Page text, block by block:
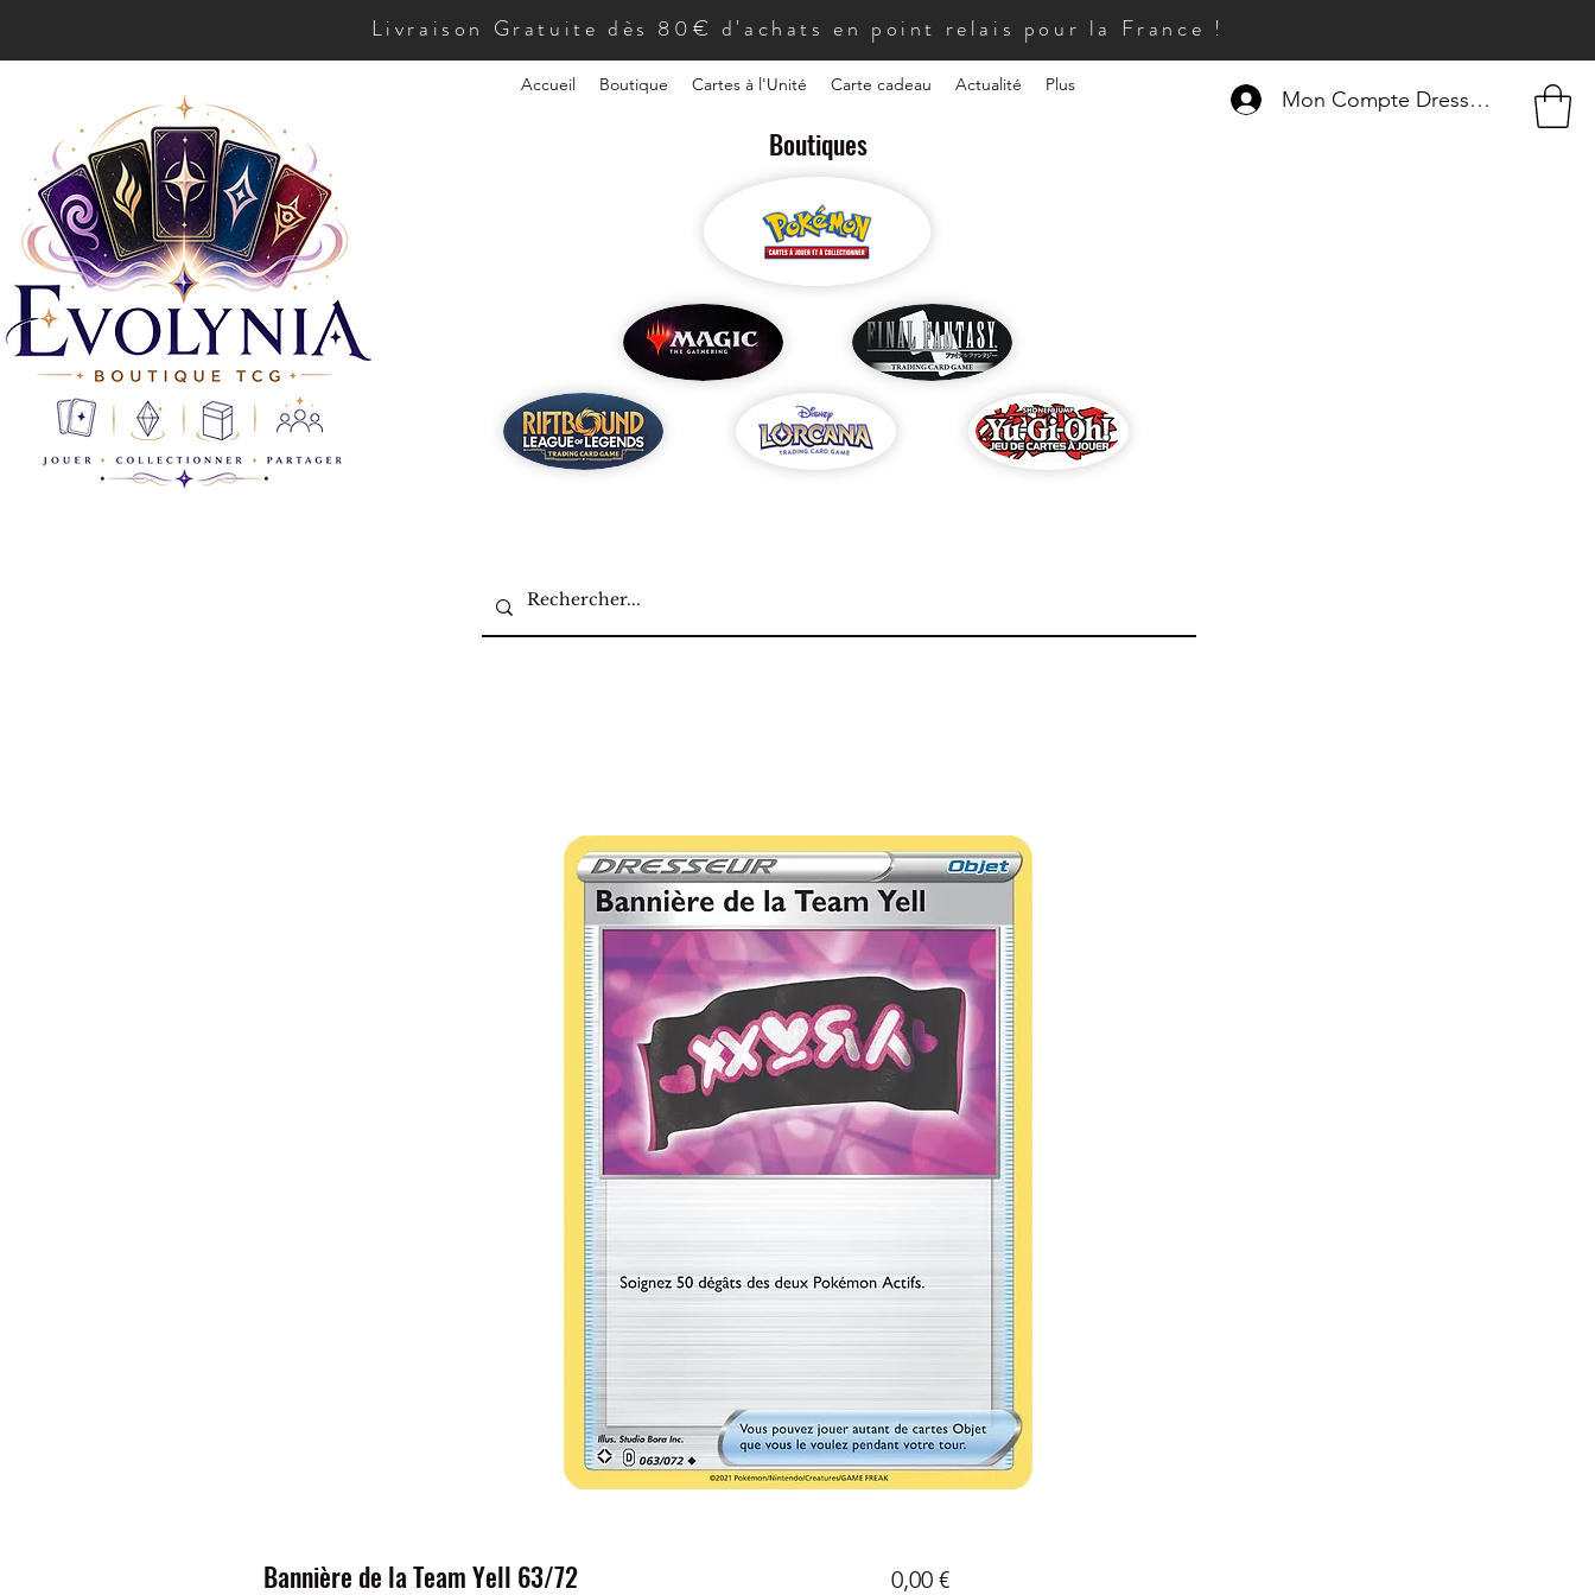
Livraison Gratuite dès 80€ d'achats en point relais pour la France !
Accueil Boutique Cartes à l'Unité Carte cadeau Actualité Plus
Boutiques
Mon Compte Dresseur
Bannière de la Team Yell 63/72 0,00 €Prix